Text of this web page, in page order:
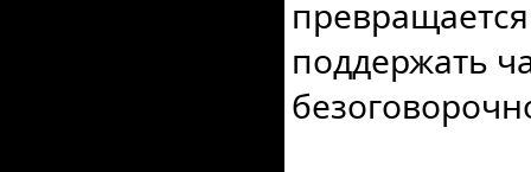
поддержать